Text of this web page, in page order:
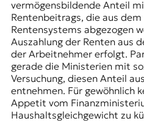
vermögensbildende Anteil
Rentenbeitrags, die aus
Rentensystems abgezogen
Auszahlung der Renten aus
der Arbeitnehmer erfolgt.
gerade die Ministerien mit
Versuchung, diesen Anteil
entnehmen. Für gewöhnlich
Appetit vom
Haushaltsgleichgewicht zu